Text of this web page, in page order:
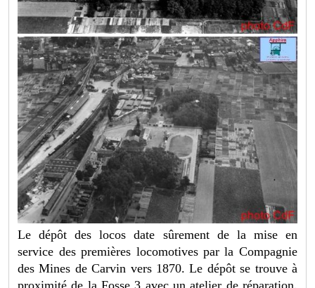
Le dépôt des locos date sûrement de la mise en
service des premières locomotives par la Compagnie
des Mines de Carvin vers 1870. Le dépôt se trouve à